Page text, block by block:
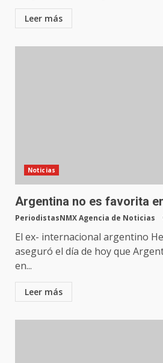
Leer más
Noticias
Argentina no es favorita
PeriodistasNMX Agencia de Noticias
El ex- internacional argentino
aseguró el día de hoy que
en...
Leer más